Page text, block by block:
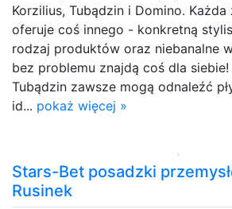
Korzilius, Tubądzin i Domino.
oferuje coś innego - konkretną
rodzaj produktów oraz niebanalne
bez problemu znajdą coś dla
Tubądzin zawsze mogą odnaleźć
id... pokaż więcej »
Stars-Bet posadzki
Rusinek